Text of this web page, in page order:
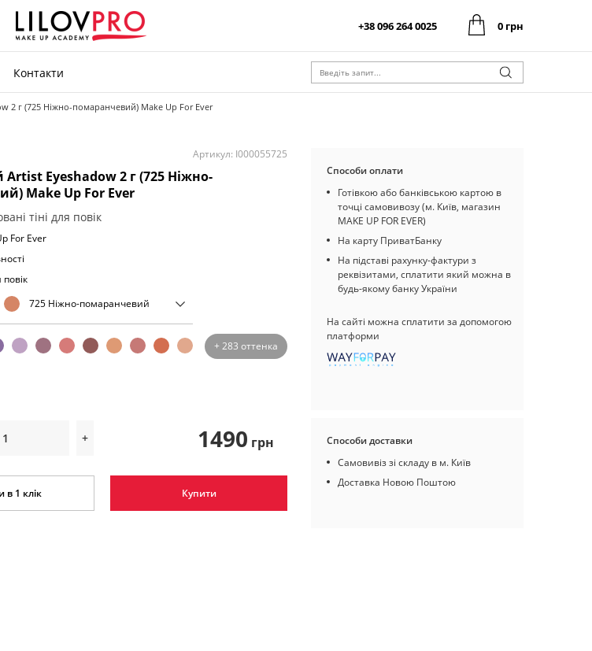
+38 096 264 0025 0 грн
Контакти
2 г (725 Ніжно-помаранчевий) Make Up For Ever
Артикул: I000055725
Artist Eyeshadow 2 г (725 Ніжно-
Make Up For Ever
тіні для повік
For Ever
повік
+ 1490 грн
в 1 клік Купити
725 Ніжно-помаранчевий
+ 283 оттенка
Способи оплати
Готівкою або банківською картою в
точці самовивозу (м. Київ, магазин
MAKE UP FOR EVER)
На карту ПриватБанку
На підставі рахунку-фактури з
реквізитами, сплатити який можна в
будь-якому банку України
На сайті можна сплатити за допомогою
платформи
Способи доставки
Самовивіз зі складу в м. Київ
Доставка Новою Поштою